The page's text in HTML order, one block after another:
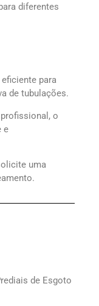
diferentes
para
de tubulações.
o
e
uma
de Esgoto